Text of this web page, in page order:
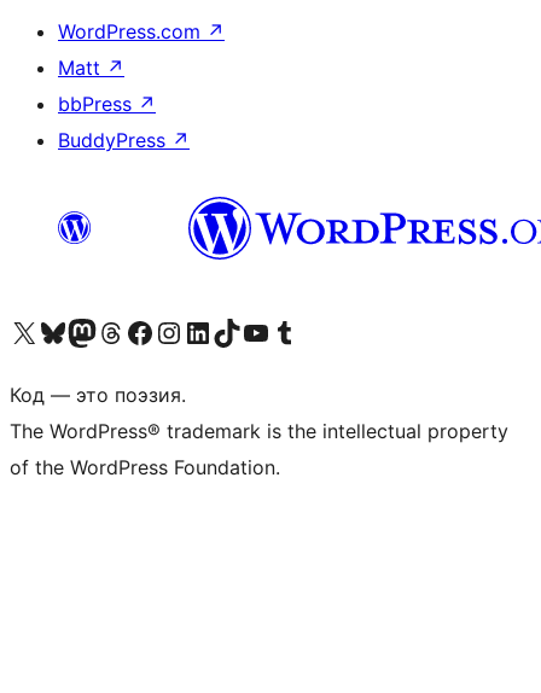
WordPress.com ↗
Matt ↗
bbPress ↗
BuddyPress ↗
Посетите нас в X (ранее Twitter)
Посетите нашу учётную запись в Bluesky
Посетите нашу ленту в Mastodon
Посетите нашу учётную запись в Threads
Посетите нашу страницу на Facebook
Посетите наш Instagram
Посетите нашу страницу в LinkedIn
Посетите нашу учётную запись в TikTok
Посетите наш канал YouTube
Посетите нашу учётную запись в Tumblr
Код — это поэзия.
The WordPress® trademark is the intellectual property
of the WordPress Foundation.